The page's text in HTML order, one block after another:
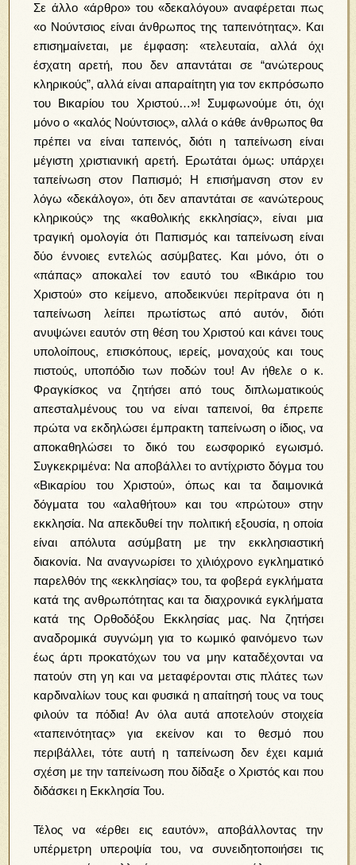
Σε άλλο «άρθρο» του «δεκαλόγου» αναφέρεται πως
«ο Νούντσιος είναι άνθρωπος της ταπεινότητας». Και
επισημαίνεται, με έμφαση: «τελευταία, αλλά όχι
έσχατη αρετή, που δεν απαντάται σε “ανώτερους
κληρικούς”, αλλά είναι απαραίτητη για τον εκπρόσωπο
του Βικαρίου του Χριστού…»! Συμφωνούμε ότι, όχι
μόνο ο «καλός Νούντσιος», αλλά ο κάθε άνθρωπος θα
πρέπει να είναι ταπεινός, διότι η ταπείνωση είναι
μέγιστη χριστιανική αρετή. Ερωτάται όμως: υπάρχει
ταπείνωση στον Παπισμό; Η επισήμανση στον εν
λόγω «δεκάλογο», ότι δεν απαντάται σε «ανώτερους
κληρικούς» της «καθολικής εκκλησίας», είναι μια
τραγική ομολογία ότι Παπισμός και ταπείνωση είναι
δύο έννοιες εντελώς ασύμβατες. Και μόνο, ότι ο
«πάπας» αποκαλεί τον εαυτό του «Βικάριο του
Χριστού» στο κείμενο, αποδεικνύει περίτρανα ότι η
ταπείνωση λείπει πρωτίστως από αυτόν, διότι
ανυψώνει εαυτόν στη θέση του Χριστού και κάνει τους
υπολοίπους, επισκόπους, ιερείς, μοναχούς και τους
πιστούς, υποπόδιο των ποδών του! Αν ήθελε ο κ.
Φραγκίσκος να ζητήσει από τους διπλωματικούς
απεσταλμένους του να είναι ταπεινοί, θα έπρεπε
πρώτα να εκδηλώσει έμπρακτη ταπείνωση ο ίδιος, να
αποκαθηλώσει το δικό του εωσφορικό εγωισμό.
Συγκεκριμένα: Να αποβάλλει το αντίχριστο δόγμα του
«Βικαρίου του Χριστού», όπως και τα δαιμονικά
δόγματα του «αλαθήτου» και του «πρώτου» στην
εκκλησία. Να απεκδυθεί την πολιτική εξουσία, η οποία
είναι απόλυτα ασύμβατη με την εκκλησιαστική
διακονία. Να αναγνωρίσει το χιλιόχρονο εγκληματικό
παρελθόν της «εκκλησίας» του, τα φοβερά εγκλήματα
κατά της ανθρωπότητας και τα διαχρονικά εγκλήματα
κατά της Ορθοδόξου Εκκλησίας μας. Να ζητήσει
αναδρομικά συγνώμη για το κωμικό φαινόμενο των
έως άρτι προκατόχων του να μην καταδέχονται να
πατούν στη γη και να μεταφέρονται στις πλάτες των
καρδιναλίων τους και φυσικά η απαίτησή τους να τους
φιλούν τα πόδια! Αν όλα αυτά αποτελούν στοιχεία
«ταπεινότητας» για εκείνον και το θεσμό που
περιβάλλει, τότε αυτή η ταπείνωση δεν έχει καμιά
σχέση με την ταπείνωση που δίδαξε ο Χριστός και που
διδάσκει η Εκκλησία Του.
Τέλος να «έρθει εις εαυτόν», αποβάλλοντας την
υπέρμετρη υπεροψία του, να συνειδητοποιήσει τις